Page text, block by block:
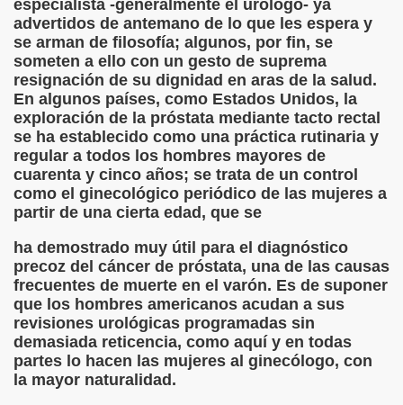
especialista -generalmente el urólogo- ya
advertidos de antemano de lo que les espera y
se arman de filosofía; algunos, por fin, se
someten a ello con un gesto de suprema
resignación de su dignidad en aras de la salud.
En algunos países, como Estados Unidos, la
exploración de la próstata mediante tacto rectal
se ha establecido como una práctica rutinaria y
regular a todos los hombres mayores de
cuarenta y cinco años; se trata de un control
como el ginecológico periódico de las mujeres a
partir de una cierta edad, que se
ha demostrado muy útil para el diagnóstico
precoz del cáncer de próstata, una de las causas
frecuentes de muerte en el varón. Es de suponer
que los hombres americanos acudan a sus
revisiones urológicas programadas sin
demasiada reticencia, como aquí y en todas
partes lo hacen las mujeres al ginecólogo, con
la mayor naturalidad.
Asesinato Perfecto
una Botella de Chinchón (Adrián López Galiano)
Sem Tob, Caricatura (Jorge Llopis)
Samaniego)